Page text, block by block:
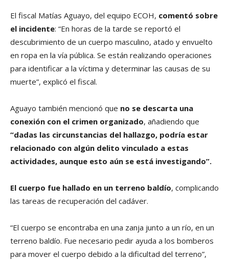
El fiscal Matías Aguayo, del equipo ECOH, comentó sobre
el incidente: “En horas de la tarde se reportó el
descubrimiento de un cuerpo masculino, atado y envuelto
en ropa en la vía pública. Se están realizando operaciones
para identificar a la víctima y determinar las causas de su
muerte”, explicó el fiscal.
Aguayo también mencionó que no se descarta una
conexión con el crimen organizado, añadiendo que
“dadas las circunstancias del hallazgo, podría estar
relacionado con algún delito vinculado a estas
actividades, aunque esto aún se está investigando”.
El cuerpo fue hallado en un terreno baldío, complicando
las tareas de recuperación del cadáver.
“El cuerpo se encontraba en una zanja junto a un río, en un
terreno baldío. Fue necesario pedir ayuda a los bomberos
para mover el cuerpo debido a la dificultad del terreno”,